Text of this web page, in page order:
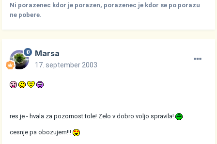
Ni porazenec kdor je porazen, porazenec je kdor se po porazu
ne pobere.
Marsa
17. september 2003
res je - hvala za pozornost tole! Zelo v dobro voljo spravila!
cesnje pa obozujem!!!